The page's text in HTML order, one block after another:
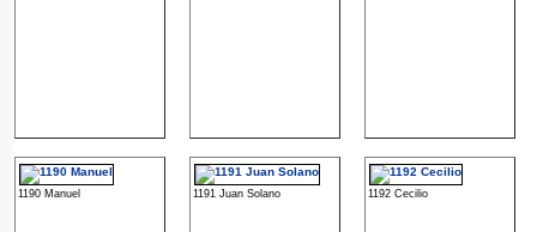
1190 Manuel 1191 Juan Solano 1192 Cecilio